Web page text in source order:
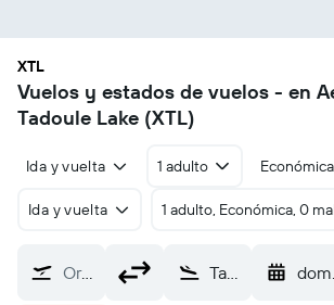
XTL
Vuelos y estados de vuelos - en
Tadoule Lake (XTL)
Ida y vuelta 1 adulto Económica
Ida y vuelta 1 adulto, Económica, 0
Origen Tadoule Lake (XTL)